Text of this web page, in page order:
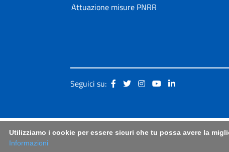
Attuazione misure PNRR
Seguici su:
Utilizziamo i cookie per essere sicuri che tu possa avere la
Informazioni